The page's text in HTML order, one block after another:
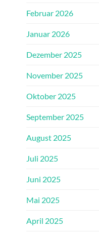
Februar 2026
Januar 2026
Dezember 2025
November 2025
Oktober 2025
September 2025
August 2025
Juli 2025
Juni 2025
Mai 2025
April 2025